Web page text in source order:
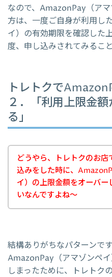
なので、AmazonPay（ア
方は、一度ご自身が利用し
イ）の有効期限を確認した
度、申し込みされてみるこ
トレトクで
２．「利用上限金
る」
どうやら、トレトクのお店
込みをした時に、
イ）の上限金額をオーバー
いなんですよね～
結構ありがちなパターンで
AmazonPay（アマゾンペ
しまったために、トレトク